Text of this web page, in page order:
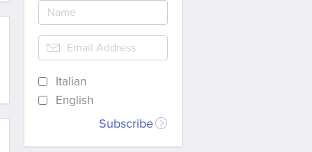
Italian
English
Subscribe